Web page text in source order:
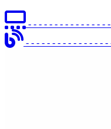
- - - - - - - - - - - - - - -
- - - - - - - - - - - - - - -